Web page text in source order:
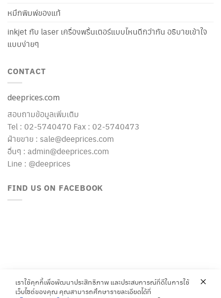
หมึกพิมพ์ของแท้
inkjet กับ laser เครื่องพริ้นเตอร์แบบไหนดีกว่ากัน อธิบายเข้าใจ
แบบง่ายๆ
CONTACT
deeprices.com
สอบถามข้อมูลเพิ่มเติม
Tel : 02-5740470 Fax : 02-5740473
ฝ่ายขาย : sale@deeprices.com
อื่นๆ : admin@deeprices.com
Line : @deeprices
FIND US ON FACEBOOK
เราใช้คุกกี้เพื่อพัฒนาประสิทธิภาพ และประสบการณ์ที่ดีในการใช้
เว็บไซต์ของคุณ คุณสามารถศึกษารายละเอียดได้ที่